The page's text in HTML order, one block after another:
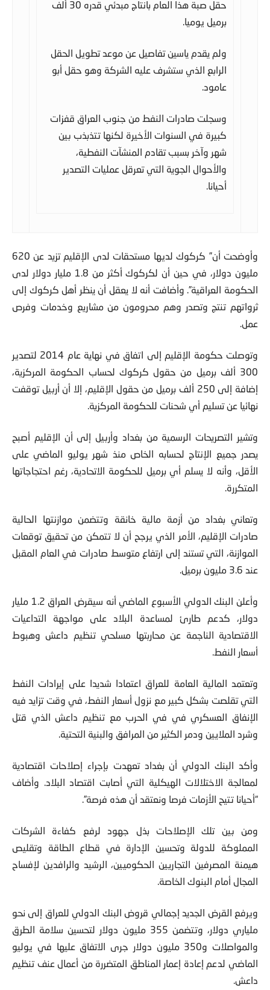
حقل صبة هذا العام بانتاج مبدئي قدره 30 ألف
برميل يوميا.
ولم يقدم ياسين تفاصيل عن موعد تطويل الحقل
الرابع الذي ستشرف عليه الشركة وهو حقل أبو
عامود.
وسجلت صادرات النفط من جنوب العراق قفزات
كبيرة في السنوات الأخيرة لكنها تتذبذب بين
شهر وآخر بسبب تقادم المنشآت النفطية،
والأحوال الجوية التي تعرقل عمليات التصدير
أحيانا.
وأوضحت أن” كركوك لديها مستحقات لدى الإقليم تزيد عن 620
مليون دولار، في حين أن لكركوك أكثر من 1.8 مليار دولار لدى
الحكومة العراقية”. وأضافت أنه لا يعقل أن ينظر أهل كركوك إلى
ثرواتهم تنتج وتصدر وهم محرومون من مشاريع وخدمات وفرص
عمل.
وتوصلت حكومة الإقليم إلى اتفاق في نهاية عام 2014 لتصدير
300 ألف برميل من حقول كركوك لحساب الحكومة المركزية،
إضافة إلى 250 ألف برميل من حقول الإقليم، إلا أن أربيل توقفت
نهائيا عن تسليم أي شحنات للحكومة المركزية.
وتشير التصريحات الرسمية من بغداد وأربيل إلى أن الإقليم أصبح
يصدر جميع الإنتاج لحسابه الخاص منذ شهر يوليو الماضي على
الأقل، وأنه لا يسلم أي برميل للحكومة الاتحادية، رغم احتجاجاتها
المتكررة.
وتعاني بغداد من أزمة مالية خانقة وتتضمن موازنتها الحالية
صادرات الإقليم، الأمر الذي يرجح أن لا تتمكن من تحقيق توقعات
الموازنة، التي تستند إلى ارتفاع متوسط صادرات في العام المقبل
عند 3.6 مليون برميل.
وأعلن البنك الدولي الأسبوع الماضي أنه سيقرض العراق 1.2 مليار
دولار، كدعم طارئ لمساعدة البلاد على مواجهة التداعيات
الاقتصادية الناجمة عن محاربتها مسلحي تنظيم داعش وهبوط
أسعار النفط.
وتعتمد المالية العامة للعراق اعتمادا شديدا على إيرادات النفط
التي تقلصت بشكل كبير مع نزول أسعار النفط، في وقت تزايد فيه
الإنفاق العسكري في في الحرب مع تنظيم داعش الذي قتل
وشرد الملايين ودمر الكثير من المرافق والبنية التحتية.
وأكد البنك الدولي أن بغداد تعهدت بإجراء إصلاحات اقتصادية
لمعالجة الاختلالات الهيكلية التي أصابت اقتصاد البلاد. وأضاف
“أحيانا تتيح الأزمات فرصا ونعتقد أن هذه فرصة”.
ومن بين تلك الإصلاحات بذل جهود لرفع كفاءة الشركات
المملوكة للدولة وتحسين الإدارة في قطاع الطاقة وتقليص
هيمنة المصرفين التجاريين الحكوميين، الرشيد والرافدين لإفساح
المجال أمام البنوك الخاصة.
ويرفع القرض الجديد إجمالي قروض البنك الدولي للعراق إلى نحو
ملياري دولار، وتتضمن 355 مليون دولار لتحسين سلامة الطرق
والمواصلات و350 مليون دولار جرى الاتفاق عليها في يوليو
الماضي لدعم إعادة إعمار المناطق المتضررة من أعمال عنف تنظيم
داعش.